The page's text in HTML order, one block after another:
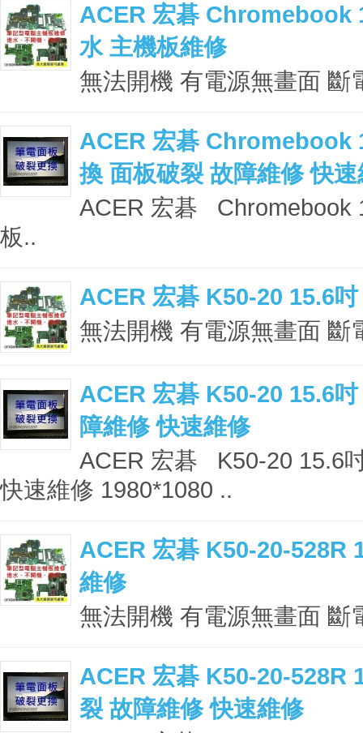
ACER 宏碁 Chromebook
水 主機板維修
無法開機 有電源無畫面
ACER 宏碁 Chromebook
換 面板破裂 故障維修 快
ACER 宏碁 Chromebook
板..
ACER 宏碁 K50-20 15.6
無法開機 有電源無畫面
ACER 宏碁 K50-20 15.6
障維修 快速維修
ACER 宏碁 K50-20 15.6
快速維修 1980*1080 ..
ACER 宏碁 K50-20-528R
維修
無法開機 有電源無畫面
ACER 宏碁 K50-20-528R
裂 故障維修 快速維修